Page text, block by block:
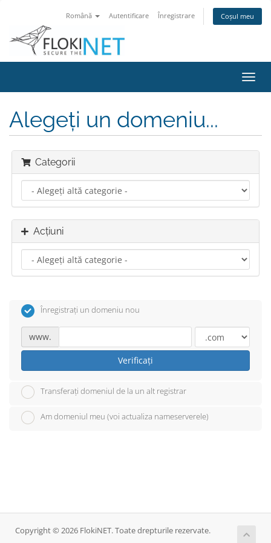
Română Autentificare Înregistrare Coșul meu
Alegeți un domeniu...
Categorii
Acțiuni
Înregistrați un domeniu nou
www.
Verificați
Transferați domeniul de la un alt registrar
Am domeniul meu (voi actualiza nameserverele)
Copyright © 2026 FlokiNET. Toate drepturile rezervate.